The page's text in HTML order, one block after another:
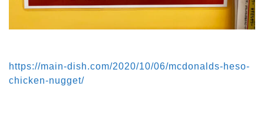
https://main-dish.com/2020/10/06/mcdonalds-heso-
chicken-nugget/